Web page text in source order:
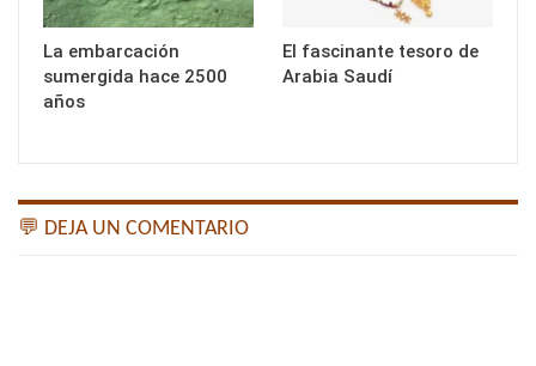
La embarcación
sumergida hace 2500
años
El fascinante tesoro de
Arabia Saudí
💬 DEJA UN COMENTARIO